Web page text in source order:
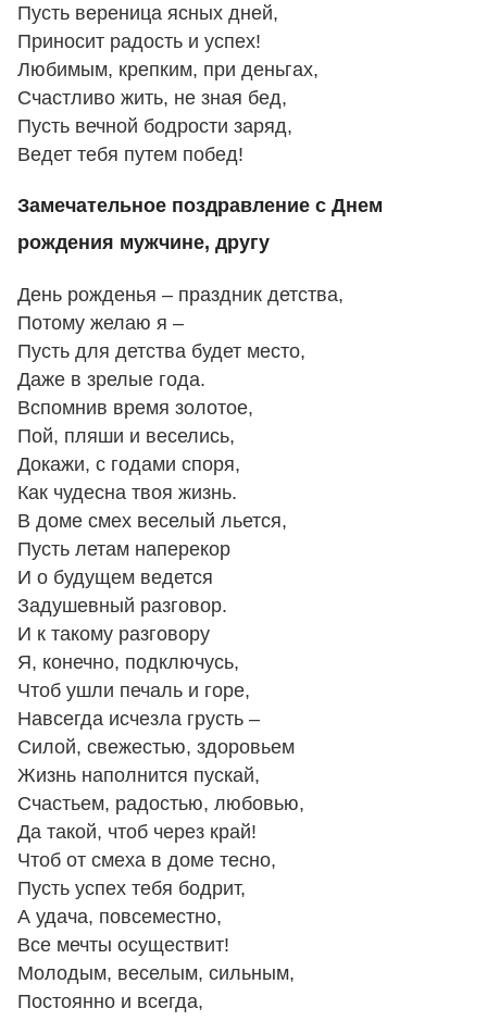
Пусть вереница ясных дней,
Приносит радость и успех!
Любимым, крепким, при деньгах,
Счастливо жить, не зная бед,
Пусть вечной бодрости заряд,
Ведет тебя путем побед!
Замечательное поздравление с Днем
рождения мужчине, другу
День рожденья – праздник детства,
Потому желаю я –
Пусть для детства будет место,
Даже в зрелые года.
Вспомнив время золотое,
Пой, пляши и веселись,
Докажи, с годами споря,
Как чудесна твоя жизнь.
В доме смех веселый льется,
Пусть летам наперекор
И о будущем ведется
Задушевный разговор.
И к такому разговору
Я, конечно, подключусь,
Чтоб ушли печаль и горе,
Навсегда исчезла грусть –
Силой, свежестью, здоровьем
Жизнь наполнится пускай,
Счастьем, радостью, любовью,
Да такой, чтоб через край!
Чтоб от смеха в доме тесно,
Пусть успех тебя бодрит,
А удача, повсеместно,
Все мечты осуществит!
Молодым, веселым, сильным,
Постоянно и всегда,